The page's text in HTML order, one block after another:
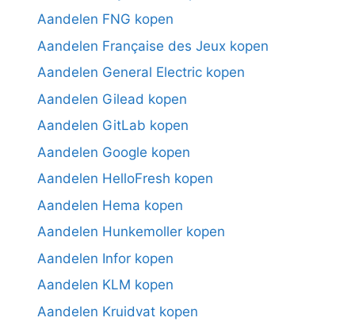
Aandelen FNG kopen
Aandelen Française des Jeux kopen
Aandelen General Electric kopen
Aandelen Gilead kopen
Aandelen GitLab kopen
Aandelen Google kopen
Aandelen HelloFresh kopen
Aandelen Hema kopen
Aandelen Hunkemoller kopen
Aandelen Infor kopen
Aandelen KLM kopen
Aandelen Kruidvat kopen